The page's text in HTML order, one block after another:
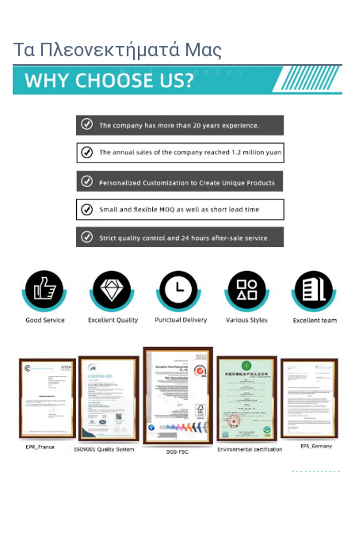
Τα Πλεονεκτήματά Μας